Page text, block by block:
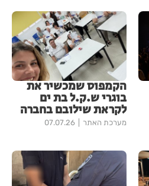
הקמפוס שמכשיר את
בוגרי ש.ק.ל בת ים
לקראת שילובם בחברה
מערכת האתר 07.07.26